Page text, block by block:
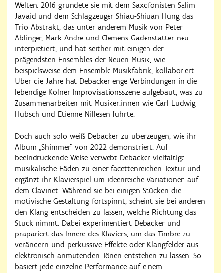
Welten. 2016 gründete sie mit dem Saxofonisten Salim
Javaid und dem Schlagzeuger Shiau-Shiuan Hung das
Trio Abstrakt, das unter anderem Musik von Peter
Ablinger, Mark Andre und Clemens Gadenstätter neu
interpretiert, und hat seither mit einigen der
prägendsten Ensembles der Neuen Musik, wie
beispielsweise dem Ensemble Musikfabrik, kollaboriert.
Über die Jahre hat Debacker enge Verbindungen in die
lebendige Kölner Improvisationsszene aufgebaut, was zu
Zusammenarbeiten mit Musiker:innen wie Carl Ludwig
Hübsch und Etienne Nillesen führte.
Doch auch solo weiß Debacker zu überzeugen, wie ihr
Album „Shimmer“ von 2022 demonstriert: Auf
beeindruckende Weise verwebt Debacker vielfältige
musikalische Fäden zu einer facettenreichen Textur und
ergänzt ihr Klavierspiel um ideenreiche Variationen auf
dem Clavinet. Während sie bei einigen Stücken die
motivische Gestaltung fortspinnt, scheint sie bei anderen
den Klang entscheiden zu lassen, welche Richtung das
Stück nimmt. Dabei experimentiert Debacker und
präpariert das Innere des Klaviers, um das Timbre zu
verändern und perkussive Effekte oder Klangfelder aus
elektronisch anmutenden Tönen entstehen zu lassen. So
basiert jede einzelne Performance auf einem